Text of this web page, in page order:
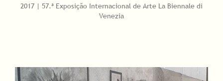
2017 | 57.ª Exposição Internacional de Arte La Biennale di
Venezia